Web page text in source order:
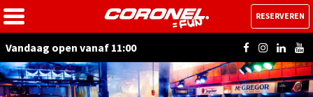
Vandaag open vanaf 11:00
RESERVEREN